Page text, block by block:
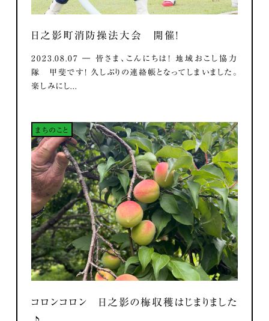
日之影町消防操法大会 開催！
2023.08.07 ― 皆さま、こんにちは！ 地域おこし協力
隊 甲斐です！ 久しぶりの連絡帳となってしまいました。
楽しみにし...
まちのこと
コロンコロン 日之影の梅収穫はじまりました